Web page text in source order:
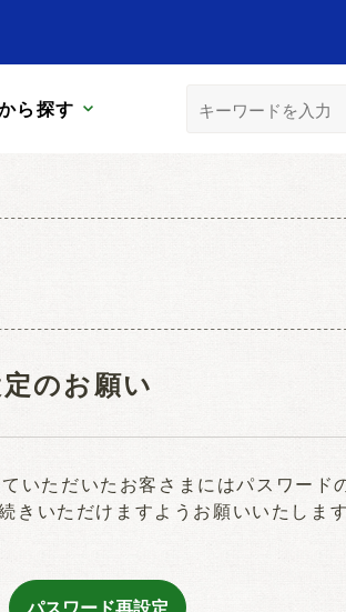
ら探す
のお願い
いただいたお客さまにはパスワード
きいただけますようお願いいたしま